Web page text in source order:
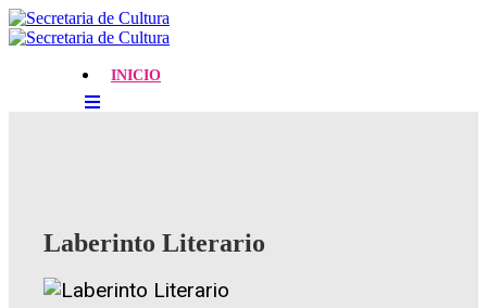
INICIO
Laberinto Literario